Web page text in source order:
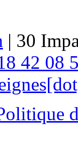
| 30
42 08